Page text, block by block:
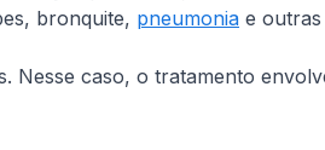
bronquite, pneumonia e outras
Nesse caso, o tratamento